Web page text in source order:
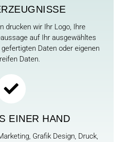
drucken wir Ihr Logo, Ihre
auf Ihr ausgewähltes
Daten oder eigenen
Daten.
EINER HAND
Grafik Design, Druck,